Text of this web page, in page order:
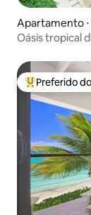
Apartamento
Oásis tropical
Entre os
Preferido